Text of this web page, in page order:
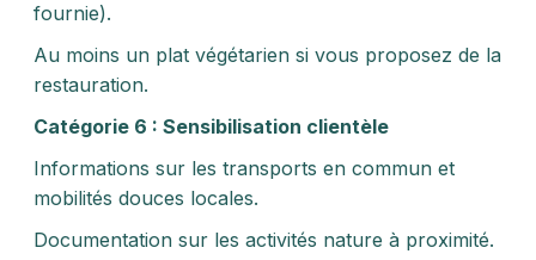
fournie).
Au moins un plat végétarien si vous proposez de la
restauration.
Catégorie 6 : Sensibilisation clientèle
Informations sur les transports en commun et
mobilités douces locales.
Documentation sur les activités nature à proximité.